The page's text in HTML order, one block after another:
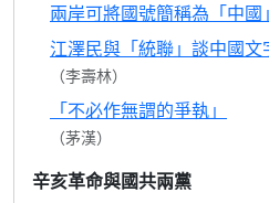
兩岸可將國號簡稱為「中國」
江澤民與「統聯」談中國文
（李壽林）
「不必作無謂的爭執」
（茅漢）
辛亥革命與國共兩黨